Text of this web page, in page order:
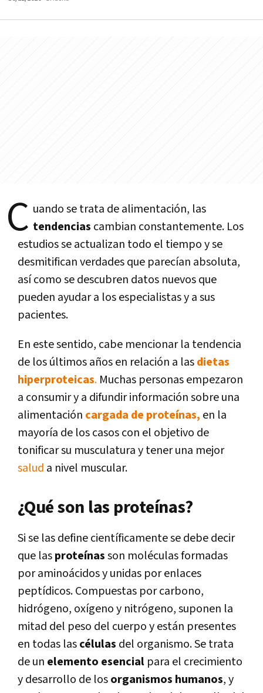
C uando se trata de alimentación, las
tendencias cambian constantemente. Los
estudios se actualizan todo el tiempo y se
desmitifican verdades que parecían absoluta,
así como se descubren datos nuevos que
pueden ayudar a los especialistas y a sus
pacientes.
En este sentido, cabe mencionar la tendencia
de los últimos años en relación a lasdietas
hiperproteicas. Muchas personas empezaron
a consumir y a difundir información sobre una
alimentación cargada de proteínas, en la
mayoría de los casos con el objetivo de
tonificar su musculatura y tener una mejor
salud a nivel muscular.
¿Qué son las proteínas?
Si se las define científicamente se debe decir
que lasproteínasson moléculas formadas
por aminoácidos y unidas por enlaces
peptídicos. Compuestas por carbono,
hidrógeno, oxígeno y nitrógeno, suponen la
mitad del peso del cuerpo y están presentes
en todas lascélulas del organismo. Se trata
de un elemento esencial para el crecimiento
y desarrollo de losorganismos humanos, y